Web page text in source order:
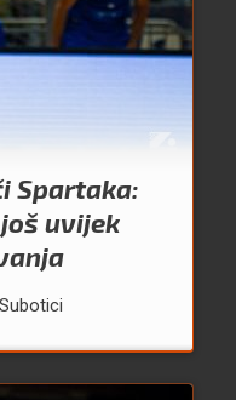
Spartaka:
uvijek